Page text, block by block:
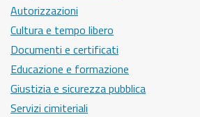
Autorizzazioni
Cultura e tempo libero
Documenti e certificati
Educazione e formazione
Giustizia e sicurezza pubblica
Servizi cimiteriali